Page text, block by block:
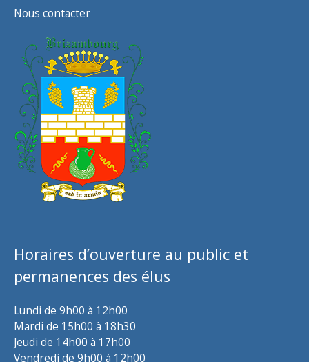
Nous contacter
Horaires d’ouverture au public et
permanences des élus
Lundi de 9h00 à 12h00
Mardi de 15h00 à 18h30
Jeudi de 14h00 à 17h00
Vendredi de 9h00 à 12h00